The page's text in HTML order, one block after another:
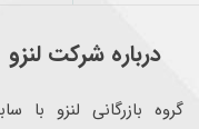
درباره شرکت لنزو
گروه بازرگانی لنزو با